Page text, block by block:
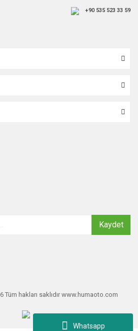
Whatsapp
+90 535 523 33 59
Kaydet
hakları saklıdır www.humaoto.com